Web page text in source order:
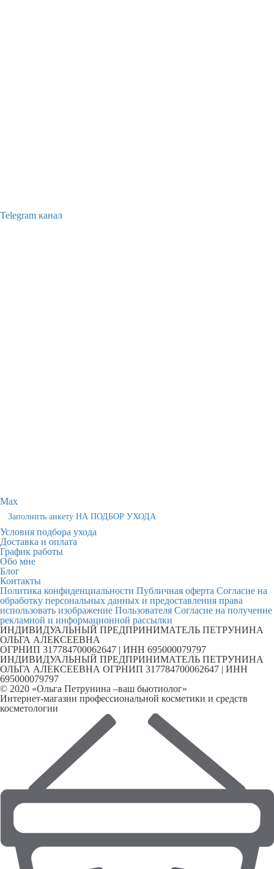
Telegram канал
Max
Заполнить анкету НА ПОДБОР УХОДА
Условия подбора ухода
Доставка и оплата
График работы
Обо мне
Блог
Контакты
Политика конфиденциальности Публичная оферта Согласие на
обработку персональных данных и предоставления права
использовать изображение Пользователя Согласие на получение
рекламной и информационной рассылки
ИНДИВИДУАЛЬНЫЙ ПРЕДПРИНИМАТЕЛЬ ПЕТРУНИНА
ОЛЬГА АЛЕКСЕЕВНА
ОГРНИП 317784700062647 | ИНН 695000079797
ИНДИВИДУАЛЬНЫЙ ПРЕДПРИНИМАТЕЛЬ ПЕТРУНИНА
ОЛЬГА АЛЕКСЕЕВНА ОГРНИП 317784700062647 | ИНН
695000079797
© 2020 «Ольга Петрунина –ваш бьютиолог»
Интернет-магазин профессиональной косметики и средств
косметологии